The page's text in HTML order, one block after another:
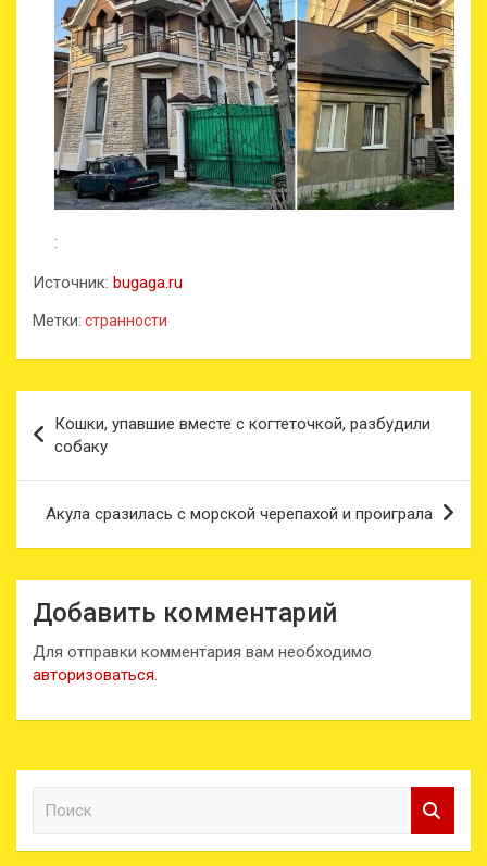
:
Источник: bugaga.ru
Метки: странности
по
записям
Кошки, упавшие вместе с когтеточкой, разбудили
собаку
Акула сразилась с морской черепахой и проиграла
Добавить комментарий
Для отправки комментария вам необходимо
авторизоваться.